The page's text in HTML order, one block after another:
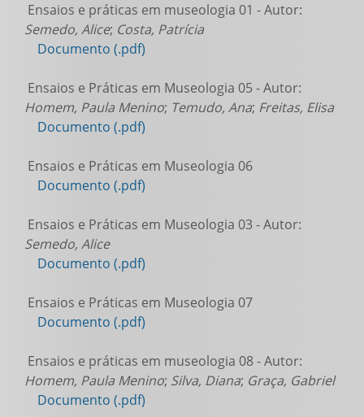
Ensaios e práticas em museologia 01 - Autor:
Semedo, Alice; Costa, Patrícia
Documento (.pdf)
Ensaios e Práticas em Museologia 05 - Autor:
Homem, Paula Menino; Temudo, Ana; Freitas, Elisa
Documento (.pdf)
Ensaios e Práticas em Museologia 06
Documento (.pdf)
Ensaios e Práticas em Museologia 03 - Autor:
Semedo, Alice
Documento (.pdf)
Ensaios e Práticas em Museologia 07
Documento (.pdf)
Ensaios e práticas em museologia 08 - Autor:
Homem, Paula Menino; Silva, Diana; Graça, Gabriel
Documento (.pdf)